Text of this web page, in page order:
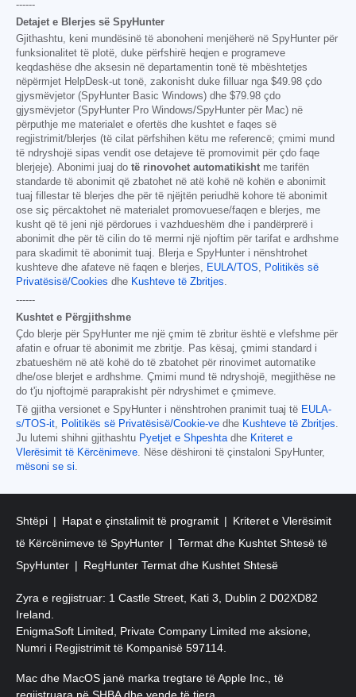
------
Detajet e Blerjes së SpyHunter
Gjithashtu, keni mundësinë të abonoheni menjëherë në SpyHunter për
funksionalitet të plotë, duke përfshirë heqjen e programeve
keqdashëse dhe aksesin në departamentin tonë të mbështetjes
nëpërmjet HelpDesk-ut tonë, zakonisht duke filluar nga $49.98 çdo
gjysmëvjetor (SpyHunter Basic Windows) dhe $79.98 çdo
gjysmëvjetor (SpyHunter Pro Windows/SpyHunter për Mac) në
përputhje me materialet e ofertës dhe kushtet e faqes së
regjistrimit/blerjes (të cilat përfshihen këtu me referencë; çmimi mund
të ndryshojë sipas vendit ose detajeve të promovimit për çdo faqe
blerjeje). Abonimi juaj do të rinovohet automatikisht me tarifën
standarde të abonimit që zbatohet në atë kohë në kohën e abonimit
tuaj fillestar të blerjes dhe për të njëjtën periudhë kohore të abonimit
ose siç përcaktohet në materialet promovuese/faqen e blerjes, me
kusht që të jeni një përdorues i vazhdueshëm dhe i pandërprerë i
abonimit dhe për të cilin do të merrni një njoftim për tarifat e ardhshme
para skadimit të abonimit tuaj. Blerja e SpyHunter i nënshtrohet
kushteve dhe afateve në faqen e blerjes, EULA/TOS, Politikës së
Privatësisë/Cookies dhe Kushteve të Zbritjes.
------
Kushtet e Përgjithshme
Çdo blerje për SpyHunter me një çmim të zbritur është e vlefshme për
afatin e ofruar të abonimit me zbritje. Pas kësaj, çmimi standard i
zbatueshëm në atë kohë do të zbatohet për rinovimet automatike
dhe/ose blerjet e ardhshme. Çmimi mund të ndryshojë, megjithëse ne
do t'ju njoftojmë paraprakisht për ndryshimet e çmimeve.
Të gjitha versionet e SpyHunter i nënshtrohen pranimit tuaj të EULA-
s/TOS-it, Politikës së Privatësisë/Cookie-ve dhe Kushteve të Zbritjes.
Ju lutemi shihni gjithashtu Pyetjet e Shpeshtadhe Kriteret e
Vlerësimit të Kërcënimeve. Nëse dëshironi të çinstaloni SpyHunter,
mësoni se si.
Shtëpi Hapat e çinstalimit të programit
Kriteret e Vlerësimit
të Kërcënimeve të SpyHunter
Termat dhe Kushtet Shtesë të
SpyHunter
RegHunter Termat dhe Kushtet Shtesë
Zyra e regjistruar: 1 Castle Street, Kati 3, Dublin 2 D02XD82
Ireland.
EnigmaSoft Limited, Private Company Limited me aksione,
Numri i Regjistrimit të Kompanisë 597114.
Mac dhe MacOS janë marka tregtare të Apple Inc., të